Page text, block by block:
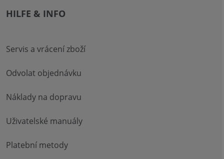
HILFE & INFO
Servis a vrácení zboží
Odvolat objednávku
Náklady na dopravu
Uživatelské manuály
Platební metody